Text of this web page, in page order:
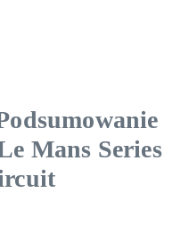
Mans Series